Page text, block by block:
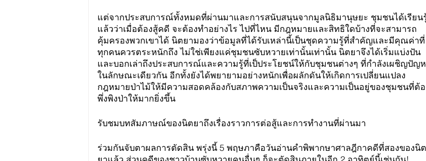
แต่จากประสบการณ์ทั้งหมดที่ผ่านมาและการสนับสนุนจากมูลนิธิมานุษยะ ชุมชนได้เรียน
แล้วว่าเมื่อต้องสู้คดี จะต้องทำอย่างไร ไปที่ไหน มีกฎหมายและสิทธิใดบ้างที่จะสามารถ
คุ้มครองพวกเขาได้ นิตยามองว่าข้อมูลที่ได้รับเหล่านี้เป็นชุดความรู้ที่สำคัญและมีคุณค่าที่
ทุกคนควรตระหนักถึง ไม่ใช่เพียงแค่ชุมชนซับหวายเท่านั้นเท่านั้น นิตยาจึงได้เริ่มแบ่งปัน
และบอกเล่าถึงประสบการณ์และความรู้ที่เป็ประโยชน์ให้กับชุมชนต่างๆ ที่กำลังเผชิญปัญ
ในลักษณะเดียวกัน อีกทั้งยังได้พยายามอย่างหนักเพื่อผลักดันให้เกิดการเปลี่ยนแปลง
กฎหมายป่าไม้ให้มีความสอดคล้องกับสภาพความเป็นจริงและความเป็นอยู่ของชุมชนที่ต้
พึ่งพิงป่าให้มากยิ่งขึ้น
รับชมบทสัมภาษณ์ของนิตยาถึงเรื่องราวการต่อสู้และการทำงานที่ผ่านมา
ร่วมกันจับตาผลการตัดสิน พรุ่งนี้ 5 พฤษภาคือวันอ่านคำพิพากษาศาลฎีกาคดีที่สองของนิต